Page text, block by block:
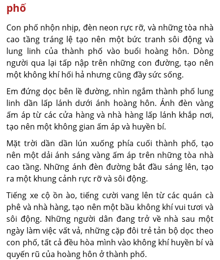
phố
Con phố nhộn nhịp, đèn neon rực rỡ, và những tòa nhà
cao tầng tráng lệ tạo nên một bức tranh sôi động và
lung linh của thành phố vào buổi hoàng hôn. Dòng
người qua lại tấp nập trên những con đường, tạo nên
một không khí hối hả nhưng cũng đầy sức sống.
Em đứng dọc bên lề đường, nhìn ngắm thành phố lung
linh dần lấp lánh dưới ánh hoàng hôn. Ánh đèn vàng
ấm áp từ các cửa hàng và nhà hàng lấp lánh khắp nơi,
tạo nên một không gian ấm áp và huyền bí.
Mặt trời dần dần lún xuống phía cuối thành phố, tạo
nên một dải ánh sáng vàng ấm áp trên những tòa nhà
cao tầng. Những ánh đèn đường bắt đầu sáng lên, tạo
ra một khung cảnh rực rỡ và sôi động.
Tiếng xe cộ ồn ào, tiếng cười vang lên từ các quán cà
phê và nhà hàng, tạo nên một bầu không khí vui tươi và
sôi động. Những người dân đang trở về nhà sau một
ngày làm việc vất vả, những cặp đôi trẻ tản bộ dọc theo
con phố, tất cả đều hòa mình vào không khí huyền bí và
quyến rũ của hoàng hôn ở thành phố.